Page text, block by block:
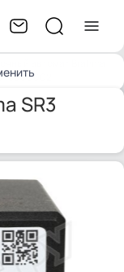
18000002
SR3